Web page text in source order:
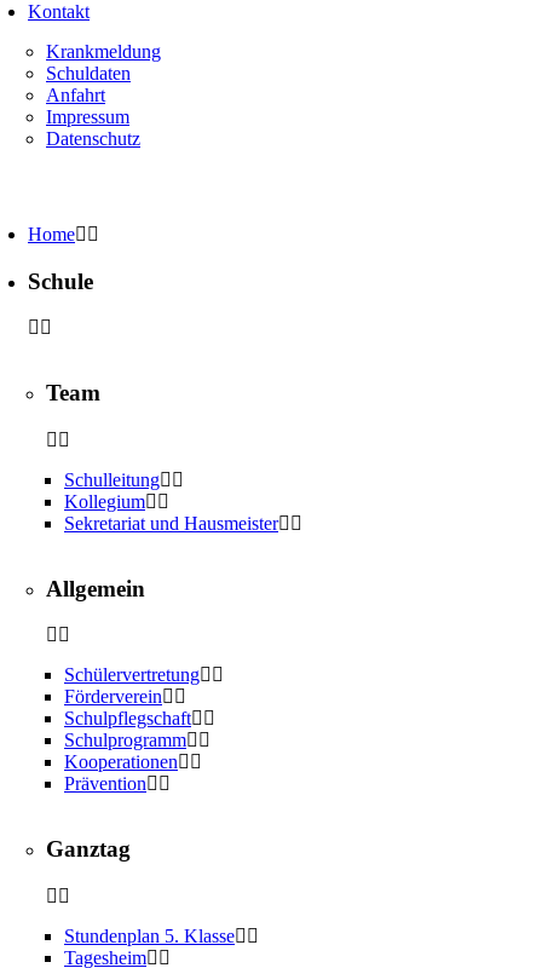
Kontakt
Krankmeldung
Schuldaten
Anfahrt
Impressum
Datenschutz
Home
Schule
Team
Schulleitung
Kollegium
Sekretariat und Hausmeister
Allgemein
Schülervertretung
Förderverein
Schulpflegschaft
Schulprogramm
Kooperationen
Prävention
Ganztag
Stundenplan 5. Klasse
Tagesheim